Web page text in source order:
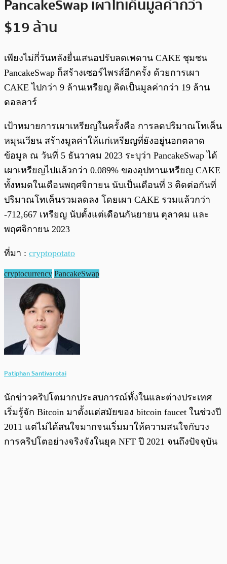
PancakeSwap เผาโทเค็นมูลค่ากว่า
$19 ล้าน
เพียงไม่กี่วันหลังยื่นเสนอปรับลดเพดาน CAKE ชุมชน
PancakeSwap ก็สร้างเซอร์ไพรส์อีกครั้ง ด้วยการเผา
CAKE ไปกว่า 9 ล้านเหรียญ คิดเป็นมูลค่ากว่า 19 ล้าน
ดอลลาร์
เป้าหมายการเผาเหรียญในครั้งคือ การลดปริมาณโทเค็น
หมุนเวียน สร้างมูลค่าให้แก่เหรียญที่ยังอยู่นอกตลาด
ข้อมูล ณ วันที่ 5 ธันวาคม 2023 ระบุว่า PancakeSwap ได้
เผาเหรียญไปแล้วกว่า 0.089% ของอุปทานเหรียญ CAKE
ทั้งหมดในเดือนพฤศจิกายน นับเป็นเดือนที่ 3 ติดต่อกันที่
ปริมาณโทเค็นรวมลดลง โดยเผา CAKE รวมแล้วกว่า
-712,667 เหรียญ นับตั้งแต่เดือนกันยายน ตุลาคม และ
พฤศจิกายน 2023
ที่มา : cryptopotato
cryptocurrency PancakeSwap
Patiphan Santivarotai
นักข่าวคริปโตมากประสบการณ์ทั้งในและต่างประเทศ
เริ่มรู้จัก Bitcoin มาตั้งแต่สมัยของ bitcoin faucet ในช่วงปี
2011 แต่ไม่ได้สนใจมากจนเริ่มมาให้ความสนใจกับวง
การคริปโตอย่างจริงจังในยุค NFT ปี 2021 จนถึงปัจจุบัน